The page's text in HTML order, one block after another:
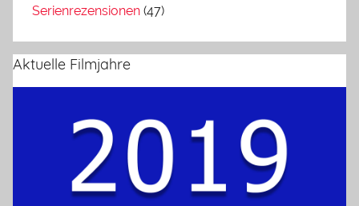
Serienrezensionen (47)
Aktuelle Filmjahre